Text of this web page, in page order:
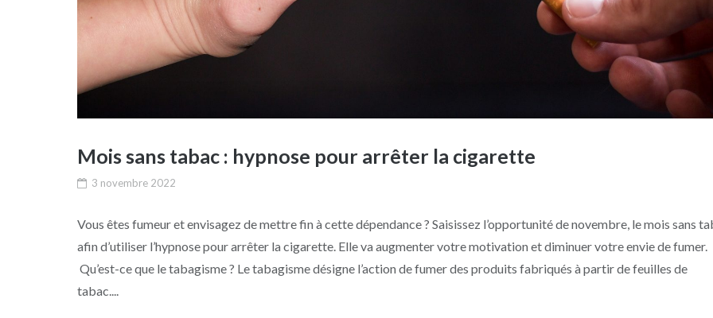
Mois sans tabac : hypnose pour arrêter la cigarette
3 novembre 2022
Vous êtes fumeur et envisagez de mettre fin à cette dépendance ? Saisissez l’opportunité de novembre, le mois sans
afin d’utiliser l’hypnose pour arrêter la cigarette. Elle va augmenter votre motivation et diminuer votre envie de fumer.
Qu’est-ce que le tabagisme ? Le tabagisme désigne l’action de fumer des produits fabriqués à partir de feuilles de
tabac....